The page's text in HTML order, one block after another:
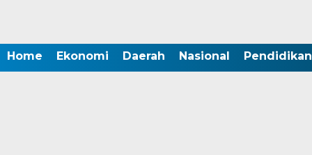
Home Ekonomi Daerah Nasional Pendidikan